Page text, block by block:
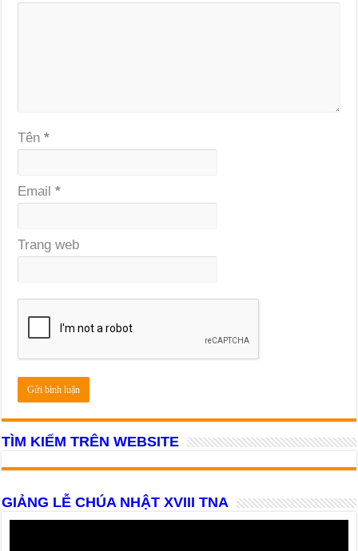
Tên*
Email*
Trang web
TÌM KIẾM TRÊN WEBSITE
GIẢNG LỄ CHÚA NHẬT XVIII TNA